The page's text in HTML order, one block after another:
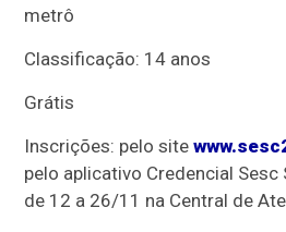
metrô
Classificação: 14 anos
Grátis
Inscrições: pelo site
pelo aplicativo Credencial Sesc
de 12 a 26/11 na Central de